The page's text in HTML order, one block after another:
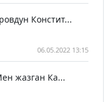
Констит...
06.05.2022 13:15
жазган Ка...